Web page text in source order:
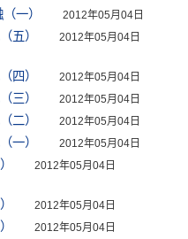
一） 2012年05月04日
五） 2012年05月04日
四） 2012年05月04日
三） 2012年05月04日
二） 2012年05月04日
一） 2012年05月04日
2012年05月04日
2012年05月04日
2012年05月04日